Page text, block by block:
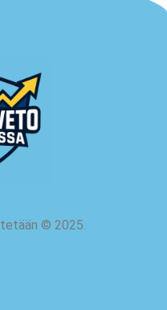
© 2025.